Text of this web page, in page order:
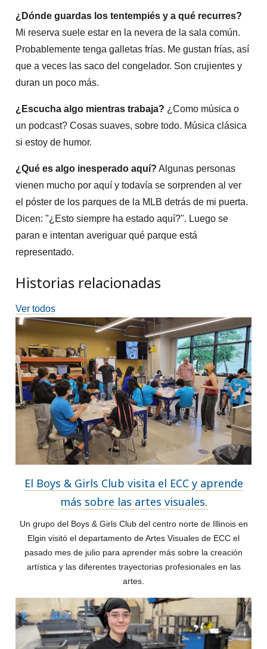
¿Dónde guardas los tentempiés y a qué recurres?
Mi reserva suele estar en la nevera de la sala común.
Probablemente tenga galletas frías. Me gustan frías, así
que a veces las saco del congelador. Son crujientes y
duran un poco más.
¿Escucha algo mientras trabaja? ¿Como música o
un podcast? Cosas suaves, sobre todo. Música clásica
si estoy de humor.
¿Qué es algo inesperado aquí? Algunas personas
vienen mucho por aquí y todavía se sorprenden al ver
el póster de los parques de la MLB detrás de mi puerta.
Dicen: "¿Esto siempre ha estado aquí?". Luego se
paran e intentan averiguar qué parque está
representado.
Historias relacionadas
Ver todos
El Boys & Girls Club visita el ECC y aprende
más sobre las artes visuales.
Un grupo del Boys & Girls Club del centro norte de Illinois en
Elgin visitó el departamento de Artes Visuales de ECC el
pasado mes de julio para aprender más sobre la creación
artística y las diferentes trayectorias profesionales en las
artes.